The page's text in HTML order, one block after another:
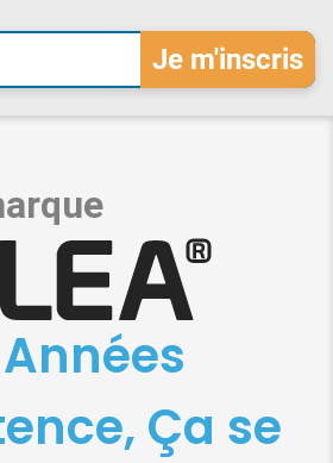
Années
Ça se